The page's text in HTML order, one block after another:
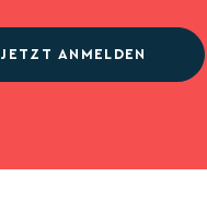
JETZT ANMELDEN